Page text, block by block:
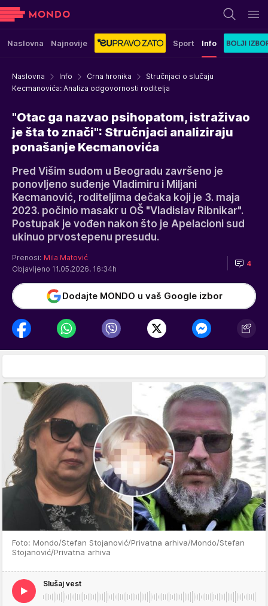
Naslovna Najnovije Sport Info
Naslovna Info Crna hronika
Stručnjaci o slučaju
Kecmanovića: Analiza odgovornosti roditelja
"Otac ga nazvao psihopatom, istraživao
je šta to znači": Stručnjaci analiziraju
ponašanje Kecmanovića
Pred Višim sudom u Beogradu završeno je
ponovljeno suđenje Vladimiru i Miljani
Kecmanović, roditeljima dečaka koji je 3. maja
2023. počinio masakr u OŠ "Vladislav Ribnikar".
Postupak je vođen nakon što je Apelacioni sud
ukinuo prvostepenu presudu.
Prenosi: Mila Matović
Objavljeno 11.05.2026. 16:34h
4
Dodajte MONDO u vaš Google izbor
Foto: Mondo/Stefan Stojanović/Privatna arhiva/Mondo/Stefan
Stojanović/Privatna arhiva
Slušaj vest